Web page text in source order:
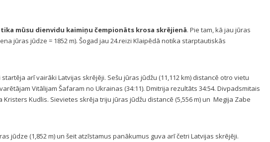
mūsu dienvidu kaimiņu čempionāts krosa skrējienā. Pie tam, kā jau jūras
jūras jūdze = 1852 m). Šogad jau 24.reizi Klaipēdā notika starptautiskās
arī vairāki Latvijas skrējēji. Sešu jūras jūdžu (11,112 km) distancē otro vietu
Vitālijam Šafaram no Ukrainas (34:11). Dmitrija rezultāts 34:54. Divpadsmitais
Kudlis. Sievietes skrēja triju jūras jūdžu distancē (5,556 m) un Megija Zabe
jūdze (1,852 m) un šeit atzīstamus panākumus guva arī četri Latvijas skrējēji.